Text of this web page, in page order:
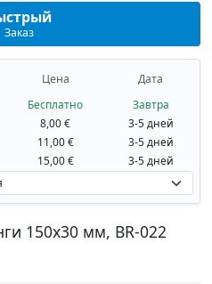
Заказ
Цена Дата
Бесплатно
Завтра
8,00 €
3-5 дней
11,00 €
3-5 дней
15,00 € 3-5 дней
150x30 мм, BR-022